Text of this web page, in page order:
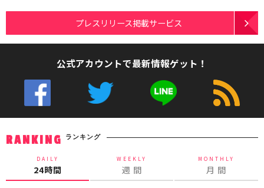
プレスリリース掲載サービス
公式アカウントで最新情報ゲット！
RANKING ランキング
DAILY
24時間
WEEKLY
週 間
MONTHLY
月 間